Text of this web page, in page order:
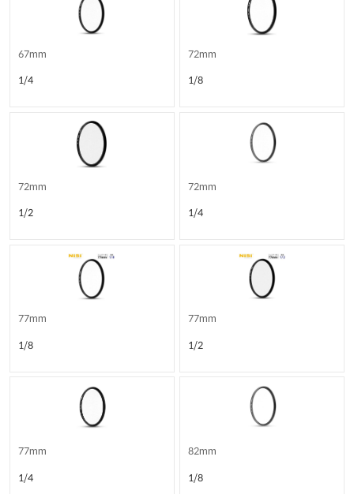
67mm
1/4
72mm
1/8
72mm
1/2
72mm
1/4
77mm
1/8
77mm
1/2
77mm
1/4
82mm
1/8